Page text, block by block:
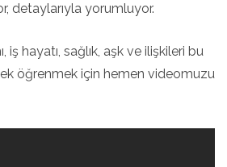
detaylarıyla yorumluyor.
iş hayatı, sağlık, aşk ve ilişkileri bu
öğrenmek için hemen videomuzu